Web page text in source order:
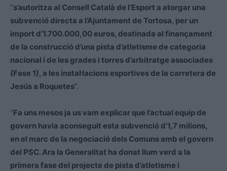
“s’autoritza al Consell Català de l’Esport a atorgar una
subvenció directa a l’Ajuntament de Tortosa, per un
import d’1.700.000,00 euros, destinada al finançament
de la construcció d’una pista d’atletisme de categoria
nacional i de les grades i torres d’arbitratge associades
(Fase 1), a les instal·lacions esportives de la carretera de
Jesús a Roquetes”.
“Fa uns mesos ja us vam explicar que l’actual equip de
govern havia aconseguit esta subvenció d’1,7 milions,
en el marc de la negociació dels Comuns amb el govern
del PSC. Ara la Generalitat ha donat llum verd a la
primera fase del projecte de pista d’atletisme i